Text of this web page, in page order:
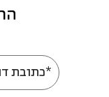
לחן
*כתובת